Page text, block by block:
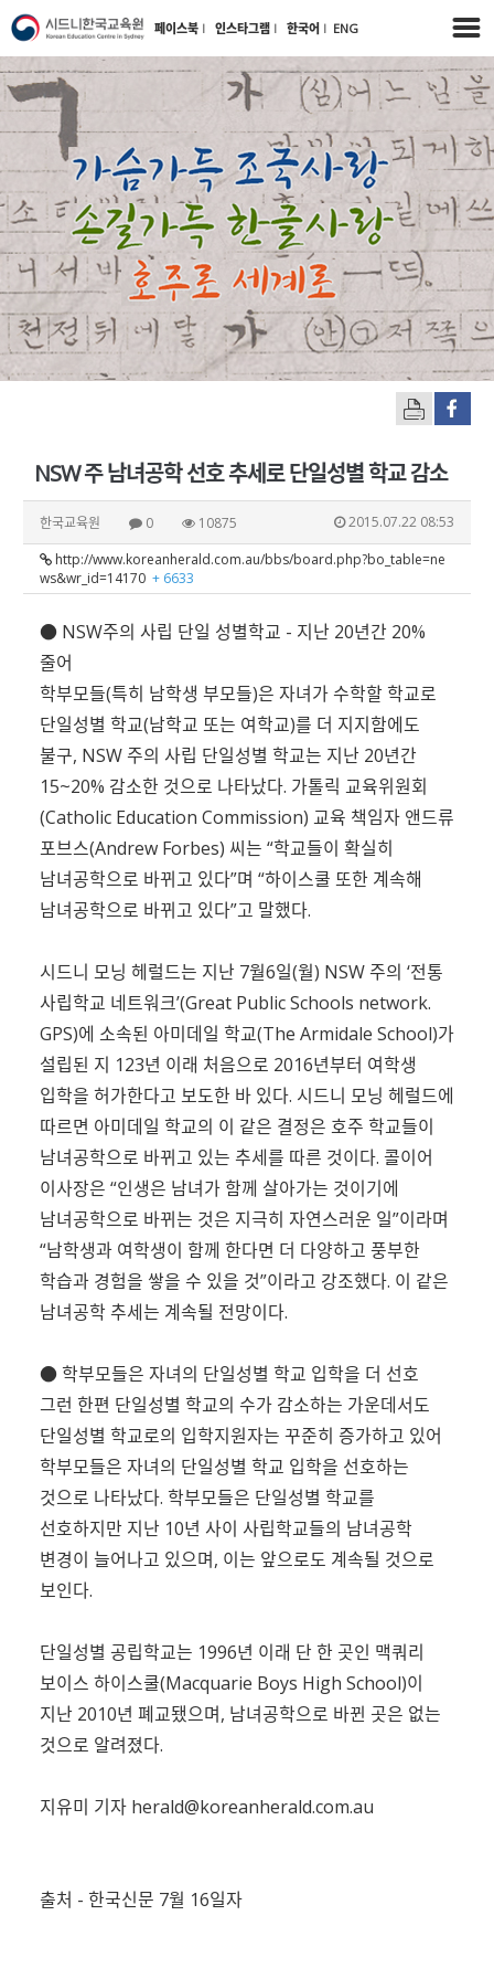
페이스북 l 인스타그램 l 한국어 l ENG
NSW 주 남녀공학 선호 추세로 단일성별 학교 감소
한국교육원 0 10875
2015.07.22 08:53
http://www.koreanherald.com.au/bbs/board.php?bo_table=ne
ws&wr_id=14170 + 6633
● NSW주의 사립 단일 성별학교 - 지난 20년간 20%
줄어
학부모들(특히 남학생 부모들)은 자녀가 수학할 학교로
단일성별 학교(남학교 또는 여학교)를 더 지지함에도
불구, NSW 주의 사립 단일성별 학교는 지난 20년간
15~20% 감소한 것으로 나타났다. 가톨릭 교육위원회
(Catholic Education Commission) 교육 책임자 앤드류
포브스(Andrew Forbes) 씨는 “학교들이 확실히
남녀공학으로 바뀌고 있다”며 “하이스쿨 또한 계속해
남녀공학으로 바뀌고 있다”고 말했다.
시드니 모닝 헤럴드는 지난 7월6일(월) NSW 주의 ‘전통
사립학교 네트워크’(Great Public Schools network.
GPS)에 소속된 아미데일 학교(The Armidale School)가
설립된 지 123년 이래 처음으로 2016년부터 여학생
입학을 허가한다고 보도한 바 있다. 시드니 모닝 헤럴드에
따르면 아미데일 학교의 이 같은 결정은 호주 학교들이
남녀공학으로 바뀌고 있는 추세를 따른 것이다. 콜이어
이사장은 “인생은 남녀가 함께 살아가는 것이기에
남녀공학으로 바뀌는 것은 지극히 자연스러운 일”이라며
“남학생과 여학생이 함께 한다면 더 다양하고 풍부한
학습과 경험을 쌓을 수 있을 것”이라고 강조했다. 이 같은
남녀공학 추세는 계속될 전망이다.
● 학부모들은 자녀의 단일성별 학교 입학을 더 선호
그런 한편 단일성별 학교의 수가 감소하는 가운데서도
단일성별 학교로의 입학지원자는 꾸준히 증가하고 있어
학부모들은 자녀의 단일성별 학교 입학을 선호하는
것으로 나타났다. 학부모들은 단일성별 학교를
선호하지만 지난 10년 사이 사립학교들의 남녀공학
변경이 늘어나고 있으며, 이는 앞으로도 계속될 것으로
보인다.
단일성별 공립학교는 1996년 이래 단 한 곳인 맥쿼리
보이스 하이스쿨(Macquarie Boys High School)이
지난 2010년 폐교됐으며, 남녀공학으로 바뀐 곳은 없는
것으로 알려졌다.
지유미 기자 herald@koreanherald.com.au
출처 - 한국신문 7월 16일자